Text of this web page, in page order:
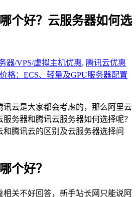
个好？云服务器如何选
器/VPS/虚拟主机优惠, 腾讯云优惠
格：ECS、轻量及GPU服务器配置
讯云是大家都会考虑的，那么阿里云
务器和腾讯云服务器如何选择呢？
腾讯云的区别及云服务器选择问
个好？
关不好回答，新手站长网只能说阿